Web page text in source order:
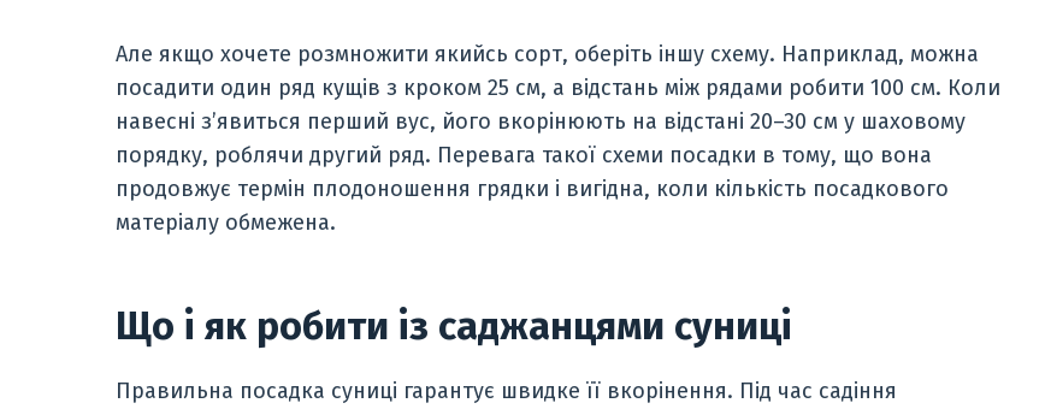
Але якщо хочете розмножити якийсь сорт, оберіть іншу схему. Наприклад, можна
посадити один ряд кущів з кроком 25 см, а відстань між рядами робити 100 см. Коли
навесні з’явиться перший вус, його вкорінюють на відстані 20–30 см у шаховому
порядку, роблячи другий ряд. Перевага такої схеми посадки в тому, що вона
продовжує термін плодоношення грядки і вигідна, коли кількість посадкового
матеріалу обмежена.
Що і як робити із саджанцями суниці
Правильна посадка суниці гарантує швидке її вкорінення. Під час садіння